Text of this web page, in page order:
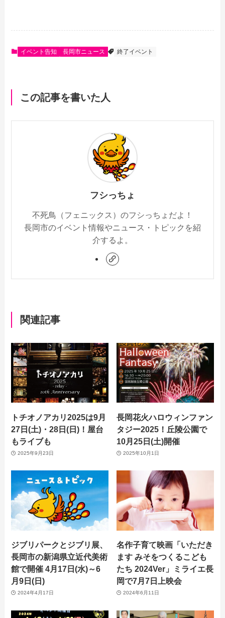
e
o
イベント告知 長岡市ニュース 終了イベント
この記事を書いた人
フシっちょ
不死鳥（フェニックス）のフシっちょだよ！
長岡市のイベント情報やニュース・トピックを紹
介するよ。
関連記事
トチオノアカリ2025は9月
27日(土)・28日(日)！屋台
もライブも
2025年9月23日
長岡花火ハロウィンファン
タジー2025！丘陵公園で
10月25日(土)開催
2025年10月1日
ジブリパークとジブリ展、
長岡市の新潟県立近代美術
館で開催 4月17日(水)～6
月9日(日)
2024年4月17日
名作子育て映画「いただき
ます みそをつくるこども
たち 2024Ver」ミライエ長
岡で7月7日上映会
2024年6月11日